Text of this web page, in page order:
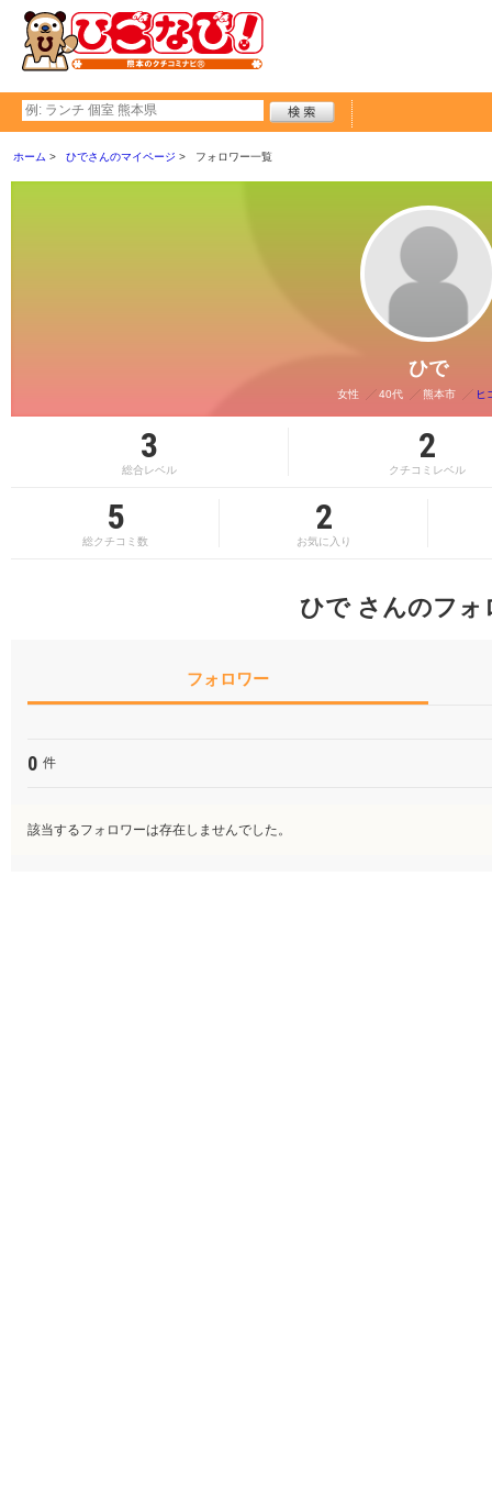
ホーム ひでさんのマイページ フォロワー一覧
ひで
女性 40代 熊本市 ヒ
3
総合レベル
2
クチコミレベル
5
総クチコミ数
2
お気に入り
ひで さんのフォ
フォロワー
0 件
該当するフォロワーは存在しませんでした。